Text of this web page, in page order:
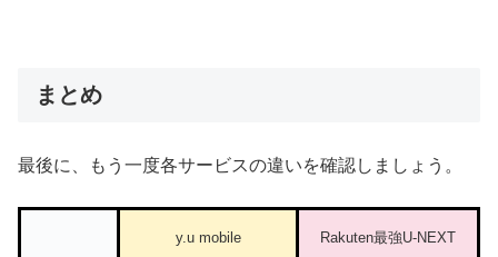
まとめ
最後に、もう一度各サービスの違いを確認しましょう。
y.u mobile Rakuten最強U-NEXT